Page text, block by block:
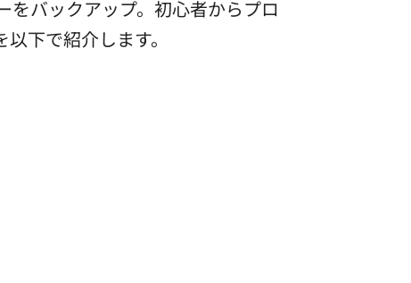
をバックアップ。初心者からプロ
下で紹介します。